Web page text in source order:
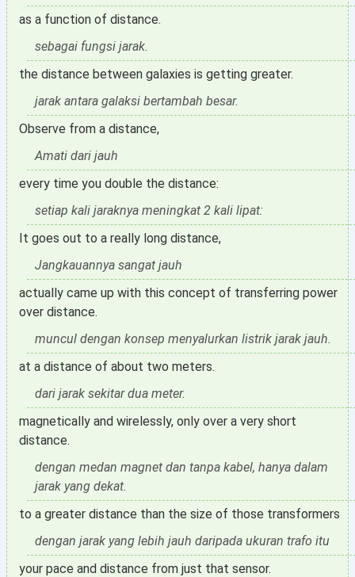
as a function of distance.
sebagai fungsi jarak.
the distance between galaxies is getting greater.
jarak antara galaksi bertambah besar.
Observe from a distance,
Amati dari jauh
every time you double the distance:
setiap kali jaraknya meningkat 2 kali lipat:
It goes out to a really long distance,
Jangkauannya sangat jauh
actually came up with this concept of transferring power
over distance.
muncul dengan konsep menyalurkan listrik jarak jauh.
at a distance of about two meters.
dari jarak sekitar dua meter.
magnetically and wirelessly, only over a very short
distance.
dengan medan magnet dan tanpa kabel, hanya dalam
jarak yang dekat.
to a greater distance than the size of those transformers
dengan jarak yang lebih jauh daripada ukuran trafo itu
your pace and distance from just that sensor.